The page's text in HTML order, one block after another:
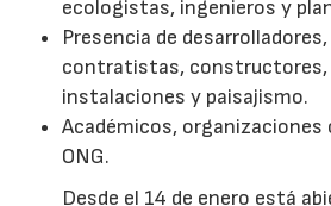
ecologistas, ingenieros y
Presencia de
contratistas, constructores,
instalaciones y paisajismo.
Académicos,
ONG.
Desde el 14 de enero está